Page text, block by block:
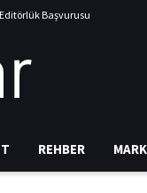
Editörlük Başvurusu
REHBER